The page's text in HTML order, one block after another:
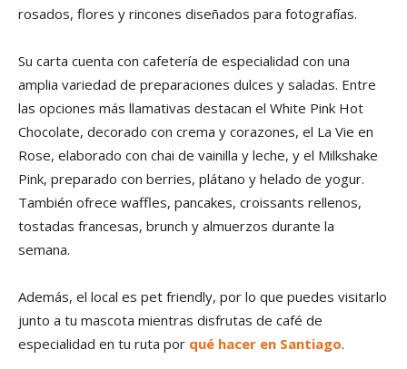
rosados, flores y rincones diseñados para fotografías.
Su carta cuenta con cafetería de especialidad con una
amplia variedad de preparaciones dulces y saladas. Entre
las opciones más llamativas destacan el White Pink Hot
Chocolate, decorado con crema y corazones, el La Vie en
Rose, elaborado con chai de vainilla y leche, y el Milkshake
Pink, preparado con berries, plátano y helado de yogur.
También ofrece waffles, pancakes, croissants rellenos,
tostadas francesas, brunch y almuerzos durante la
semana.
Además, el local es pet friendly, por lo que puedes visitarlo
junto a tu mascota mientras disfrutas de café de
especialidad en tu ruta por qué hacer en Santiago.